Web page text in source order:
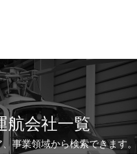
航会社一覧
事業領域から検索できます。